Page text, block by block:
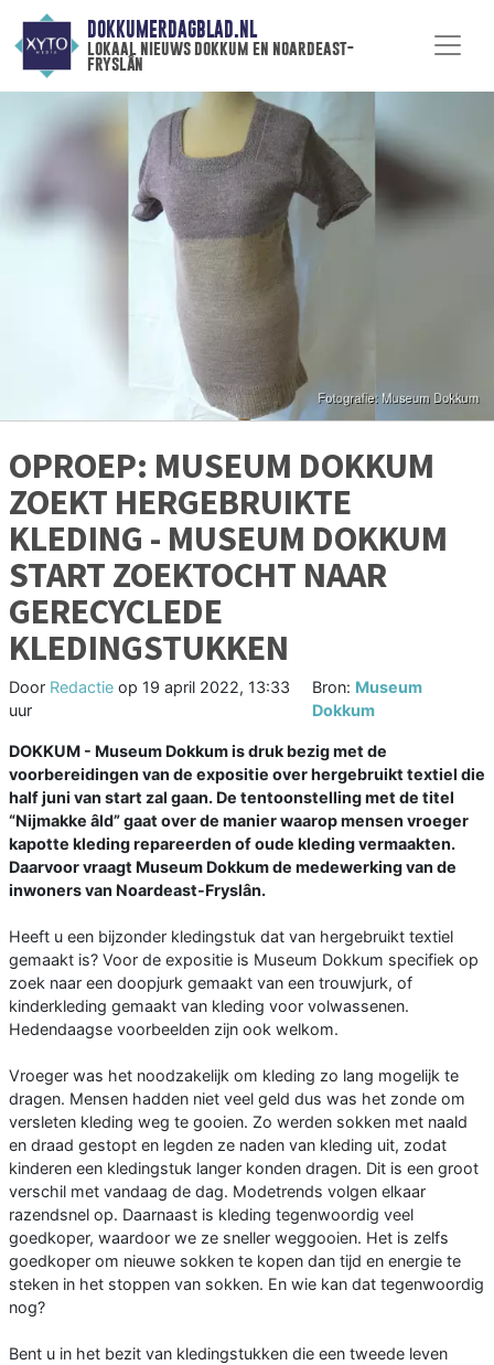
DOKKUMERDAGBLAD.NL
lokaal nieuws dokkum en noardeast-
fryslân
OPROEP: MUSEUM DOKKUM
ZOEKT HERGEBRUIKTE
KLEDING - MUSEUM DOKKUM
START ZOEKTOCHT NAAR
GERECYCLEDE
KLEDINGSTUKKEN
Door Redactie op 19 april 2022, 13:33
uur
Bron: Museum
Dokkum
DOKKUM - Museum Dokkum is druk bezig met de
voorbereidingen van de expositie over hergebruikt textiel die
half juni van start zal gaan. De tentoonstelling met de titel
“Nijmakke âld” gaat over de manier waarop mensen vroeger
kapotte kleding repareerden of oude kleding vermaakten.
Daarvoor vraagt Museum Dokkum de medewerking van de
inwoners van Noardeast-Fryslân.
Heeft u een bijzonder kledingstuk dat van hergebruikt textiel
gemaakt is? Voor de expositie is Museum Dokkum specifiek op
zoek naar een doopjurk gemaakt van een trouwjurk, of
kinderkleding gemaakt van kleding voor volwassenen.
Hedendaagse voorbeelden zijn ook welkom.
Vroeger was het noodzakelijk om kleding zo lang mogelijk te
dragen. Mensen hadden niet veel geld dus was het zonde om
versleten kleding weg te gooien. Zo werden sokken met naald
en draad gestopt en legden ze naden van kleding uit, zodat
kinderen een kledingstuk langer konden dragen. Dit is een groot
verschil met vandaag de dag. Modetrends volgen elkaar
razendsnel op. Daarnaast is kleding tegenwoordig veel
goedkoper, waardoor we ze sneller weggooien. Het is zelfs
goedkoper om nieuwe sokken te kopen dan tijd en energie te
steken in het stoppen van sokken. En wie kan dat tegenwoordig
nog?
Bent u in het bezit van kledingstukken die een tweede leven